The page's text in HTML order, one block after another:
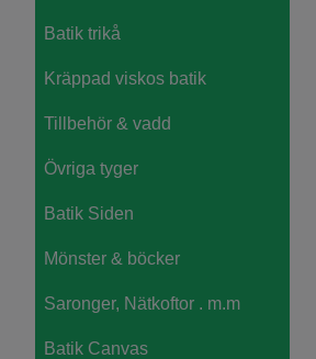
Batik trikå
Kräppad viskos batik
Tillbehör & vadd
Övriga tyger
Batik Siden
Mönster & böcker
Saronger, Nätkoftor . m.m
Batik Canvas